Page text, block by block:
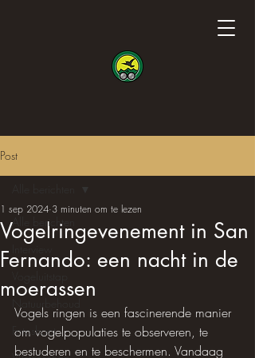
Post
Alle berichten
Interview
Natuurbehoud
Fotoshoot
Vogelringevenement in San
Fernando: een nacht in de
moerassen
1 sep 2024 3 minuten om te lezen
Vogels ringen is een fascinerende manier
om vogelpopulaties te observeren, te
bestuderen en te beschermen. Vandaag